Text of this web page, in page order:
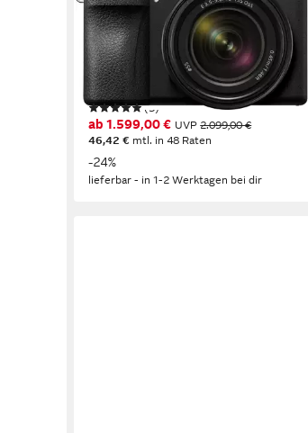
Alpha ILCE-6700 + 18–135-mm-
Objektiv Systemkamera
26 MP Auflösung Foto
4K Ultra HD
Auflösung Video
18-135 mm
Brennweite
(3)
ab 1.599,00 € UVP2.099,00 €
46,42 € mtl. in 48 Raten
-24%
lieferbar - in 1-2 Werktagen bei dir